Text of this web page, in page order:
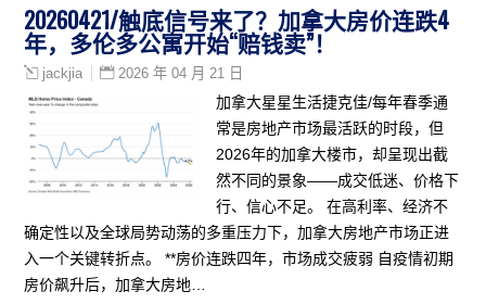
20260421/触底信号来了？加拿大房价连跌4
年，多伦多公寓开始“赔钱卖”！
jackjia 2026 年 04 月 21 日
加拿大星星生活捷克佳/每年春季通
常是房地产市场最活跃的时段，但
2026年的加拿大楼市，却呈现出截
然不同的景象——成交低迷、价格下
行、信心不足。 在高利率、经济不
确定性以及全球局势动荡的多重压力下，加拿大房地产市场正进
入一个关键转折点。 **房价连跌四年，市场成交疲弱 自疫情初期
房价飙升后，加拿大房地…